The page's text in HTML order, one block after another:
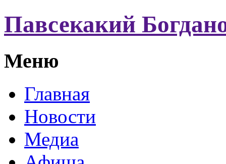
Павсекакий
Меню
Главная
Новости
Медиа